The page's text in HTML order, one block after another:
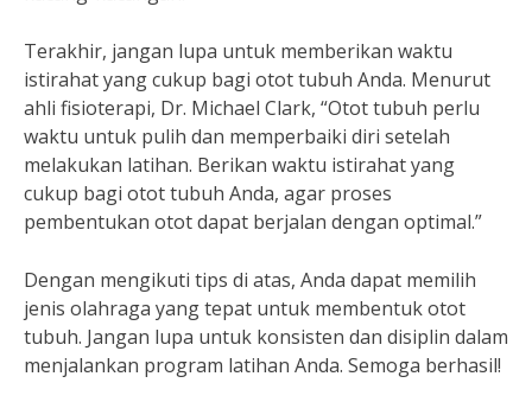
Terakhir, jangan lupa untuk memberikan waktu
istirahat yang cukup bagi otot tubuh Anda. Menurut
ahli fisioterapi, Dr. Michael Clark, “Otot tubuh perlu
waktu untuk pulih dan memperbaiki diri setelah
melakukan latihan. Berikan waktu istirahat yang
cukup bagi otot tubuh Anda, agar proses
pembentukan otot dapat berjalan dengan optimal.”
Dengan mengikuti tips di atas, Anda dapat memilih
jenis olahraga yang tepat untuk membentuk otot
tubuh. Jangan lupa untuk konsisten dan disiplin dalam
menjalankan program latihan Anda. Semoga berhasil!